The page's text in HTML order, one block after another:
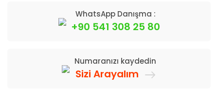
WhatsApp Danışma :
+90 541 308 25 80
Numaranızı kaydedin
Sizi Arayalım